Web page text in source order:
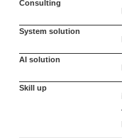
Consulting
System solution
AI solution
Skill up